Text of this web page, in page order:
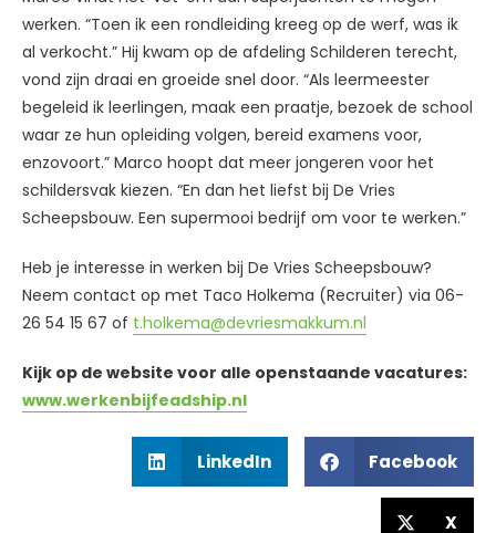
werken. “Toen ik een rondleiding kreeg op de werf, was ik
al verkocht.” Hij kwam op de afdeling Schilderen terecht,
vond zijn draai en groeide snel door. “Als leermeester
begeleid ik leerlingen, maak een praatje, bezoek de school
waar ze hun opleiding volgen, bereid examens voor,
enzovoort.” Marco hoopt dat meer jongeren voor het
schildersvak kiezen. “En dan het liefst bij De Vries
Scheepsbouw. Een supermooi bedrijf om voor te werken.”
Heb je interesse in werken bij De Vries Scheepsbouw?
Neem contact op met Taco Holkema (Recruiter) via 06-
26 54 15 67 of t.holkema@devriesmakkum.nl
Kijk op de website voor alle openstaande vacatures:
www.werkenbijfeadship.nl
LinkedIn Facebook
X